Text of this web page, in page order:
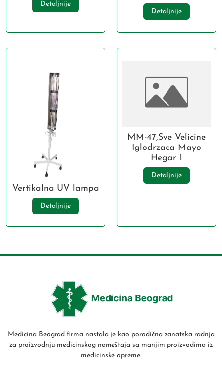
Detaljnije
Detaljnije
Vertikalna UV lampa
Detaljnije
MM-47,Sve Velicine
Iglodrzaca Mayo
Hegar 1
Detaljnije
Medicina Beograd firma nastala je kao porodična zanatska radnja
za proizvodnju medicinskog nameštaja sa manjim proizvodima iz
medicinske opreme.